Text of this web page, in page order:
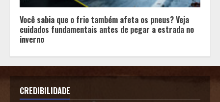
Você sabia que o frio também afeta os pneus? Veja
cuidados fundamentais antes de pegar a estrada no
inverno
CREDIBILIDADE